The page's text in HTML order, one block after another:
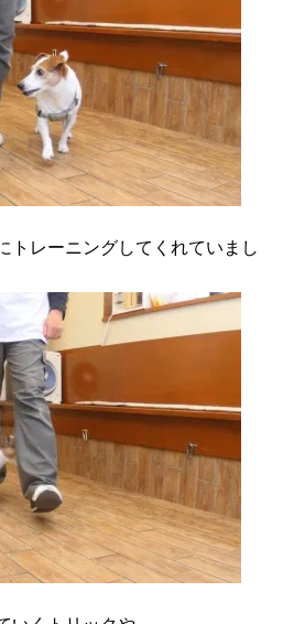
トレーニングしてくれていまし